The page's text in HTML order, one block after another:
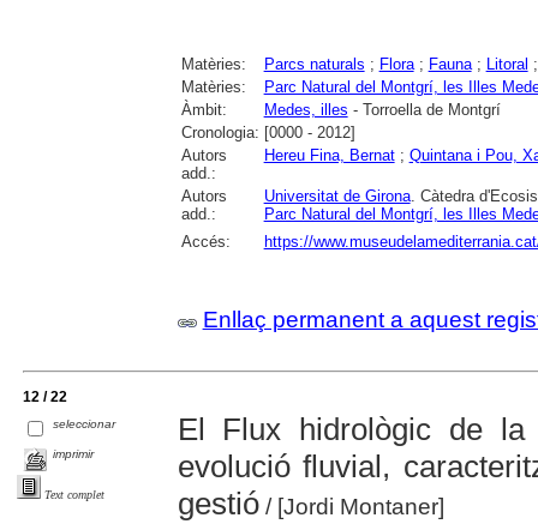
Matèries: Parcs naturals ; Flora; Fauna; Litoral
Matèries:
Parc Natural del Montgrí, les Illes
Àmbit:
Medes, illes - Torroella de Montgrí
Cronologia: [0000 - 2012]
Autors
add.:
Hereu Fina, Bernat; Quintana i Pou,
Autors
add.:
Universitat de Girona. Càtedra
Parc Natural del Montgrí, les Illes
Accés:
https://
Enllaç permanent a aquest
12 / 22
seleccionar
imprimir
Text complet
El Flux hidrològic de
evolució fluvial,
gestió/ [Jordi Montaner]